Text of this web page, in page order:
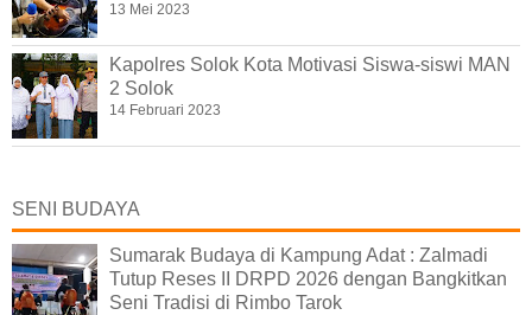
13 Mei 2023
Kapolres Solok Kota Motivasi Siswa-siswi MAN
2 Solok
14 Februari 2023
SENI BUDAYA
Sumarak Budaya di Kampung Adat : Zalmadi
Tutup Reses II DRPD 2026 dengan Bangkitkan
Seni Tradisi di Rimbo Tarok